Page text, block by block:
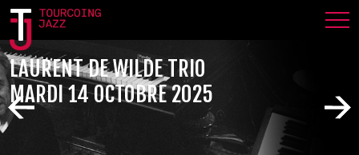
LAURENT DE WILDE TRIO
MARDI 14 OCTOBRE 2025